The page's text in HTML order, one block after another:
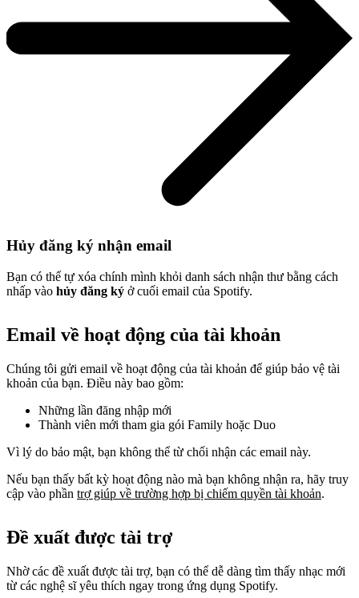
Hủy đăng ký nhận email
Bạn có thể tự xóa chính mình khỏi danh sách nhận thư bằng cách
nhấp vào hủy đăng ký ở cuối email của Spotify.
Email về hoạt động của tài khoản
Chúng tôi gửi email về hoạt động của tài khoản để giúp bảo vệ tài
khoản của bạn. Điều này bao gồm:
Những lần đăng nhập mới
Thành viên mới tham gia gói Family hoặc Duo
Vì lý do bảo mật, bạn không thể từ chối nhận các email này.
Nếu bạn thấy bất kỳ hoạt động nào mà bạn không nhận ra, hãy truy
cập vào phần trợ giúp về trường hợp bị chiếm quyền tài khoản.
Đề xuất được tài trợ
Nhờ các đề xuất được tài trợ, bạn có thể dễ dàng tìm thấy nhạc mới
từ các nghệ sĩ yêu thích ngay trong ứng dụng Spotify.